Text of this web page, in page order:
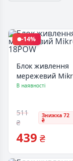
-14%
Блок живлення
мережевий
18POW
В наявності
511
₴
Знижка 72
₴
439 ₴